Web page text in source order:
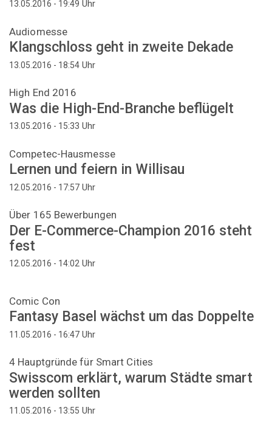
13.05.2016 - 19:49 Uhr
Audiomesse
Klangschloss geht in zweite Dekade
13.05.2016 - 18:54 Uhr
High End 2016
Was die High-End-Branche beflügelt
13.05.2016 - 15:33 Uhr
Competec-Hausmesse
Lernen und feiern in Willisau
12.05.2016 - 17:57 Uhr
Über 165 Bewerbungen
Der E-Commerce-Champion 2016 steht
fest
12.05.2016 - 14:02 Uhr
Comic Con
Fantasy Basel wächst um das Doppelte
11.05.2016 - 16:47 Uhr
4 Hauptgründe für Smart Cities
Swisscom erklärt, warum Städte smart
werden sollten
11.05.2016 - 13:55 Uhr